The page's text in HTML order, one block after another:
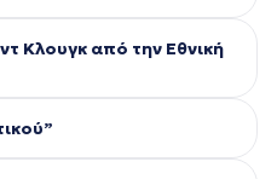
Κλουγκ από την Εθνική